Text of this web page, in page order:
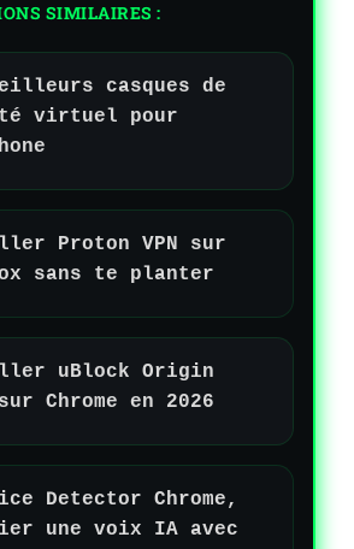
SIMILAIRES :
casques de
virtuel pour
Proton VPN sur
sans te planter
uBlock Origin
Chrome en 2026
Detector Chrome,
une voix IA avec